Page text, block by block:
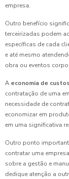
empresa.
Outro benefício
terceirizadas podem
específicas de cada
e até mesmo
obra ou eventos
A economia de custos
contratação de uma
necessidade de
economizar em
em uma significativa
Outro ponto
contratar uma
sobre a gestão e
dedique atenção a